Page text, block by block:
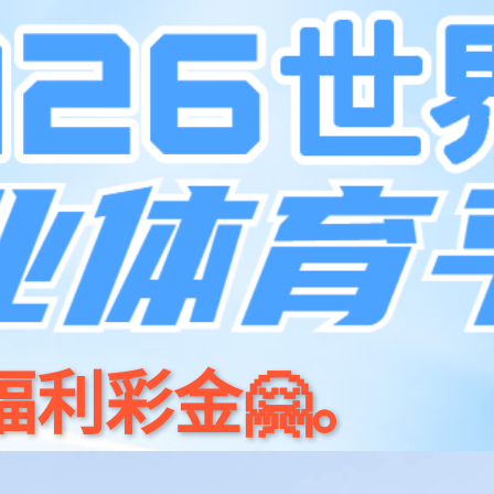
品中心 解决方案 集团介绍 投资者关系 新闻中心 服